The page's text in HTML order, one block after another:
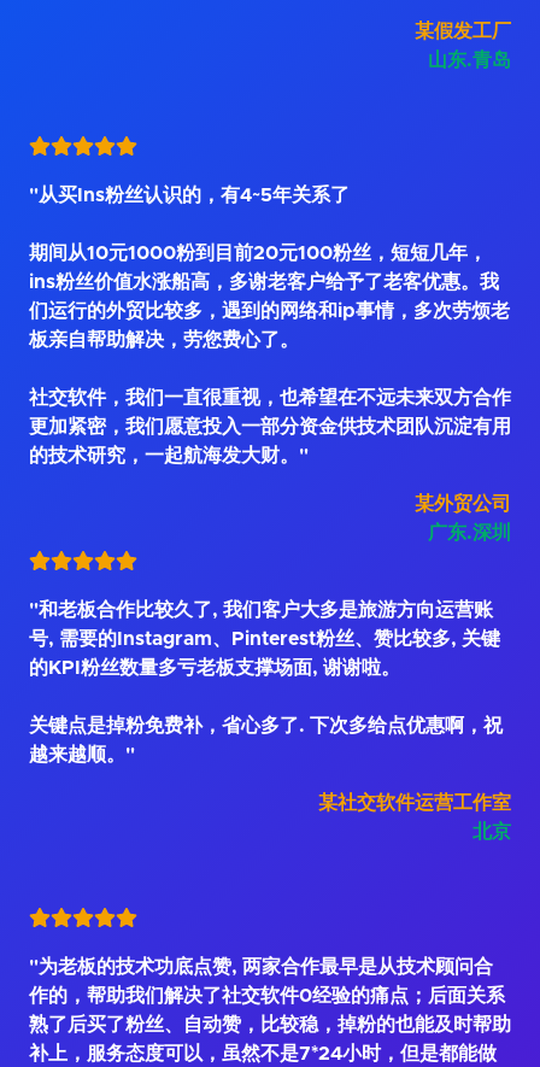
某假发工厂
山东.青岛
"从买Ins粉丝认识的，有4~5年关系了
期间从10元1000粉到目前20元100粉丝，短短几年，
ins粉丝价值水涨船高，多谢老客户给予了老客优惠。我
们运行的外贸比较多，遇到的网络和ip事情，多次劳烦老
板亲自帮助解决，劳您费心了。
社交软件，我们一直很重视，也希望在不远未来双方合作
更加紧密，我们愿意投入一部分资金供技术团队沉淀有用
的技术研究，一起航海发大财。"
某外贸公司
广东.深圳
"和老板合作比较久了, 我们客户大多是旅游方向运营账
号, 需要的Instagram、Pinterest粉丝、赞比较多, 关键
的KPI粉丝数量多亏老板支撑场面, 谢谢啦。
关键点是掉粉免费补，省心多了. 下次多给点优惠啊，祝
越来越顺。"
某社交软件运营工作室
北京
"为老板的技术功底点赞, 两家合作最早是从技术顾问合
作的，帮助我们解决了社交软件0经验的痛点；后面关系
熟了后买了粉丝、自动赞，比较稳，掉粉的也能及时帮助
补上，服务态度可以，虽然不是7*24小时，但是都能做